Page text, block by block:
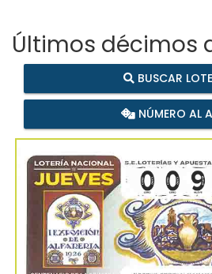
Últimos décimos
BUSCAR
NÚMERO AL